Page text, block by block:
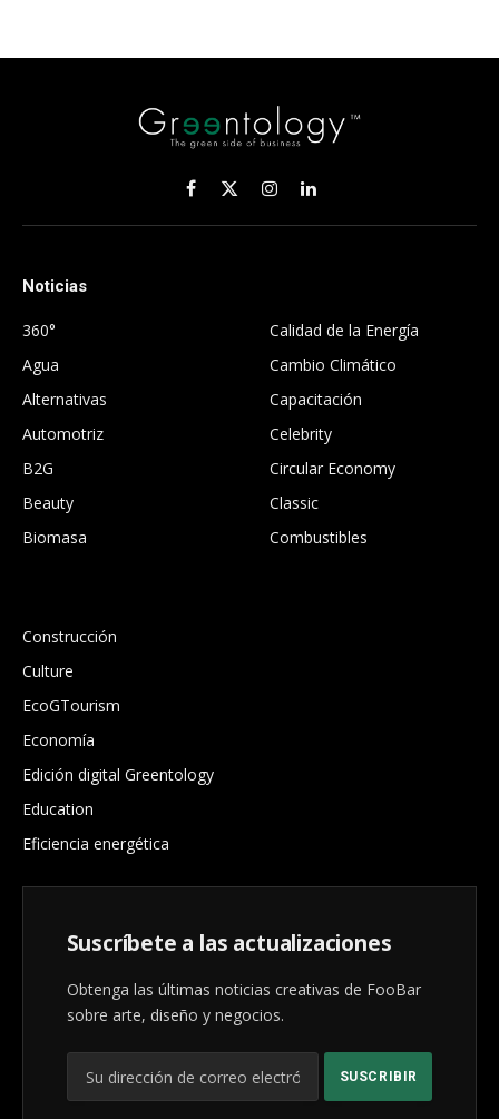
Facebook
X
(Twitter)
InstagramLinkedIn
Noticias
360°
Agua
Alternativas
Automotriz
B2G
Beauty
Biomasa
Calidad de la Energía
Cambio Climático
Capacitación
Celebrity
Circular Economy
Classic
Combustibles
Construcción
Culture
EcoGTourism
Economía
Edición digital Greentology
Education
Eficiencia energética
Suscríbete a las actualizaciones
Obtenga las últimas noticias creativas de FooBar
sobre arte, diseño y negocios.